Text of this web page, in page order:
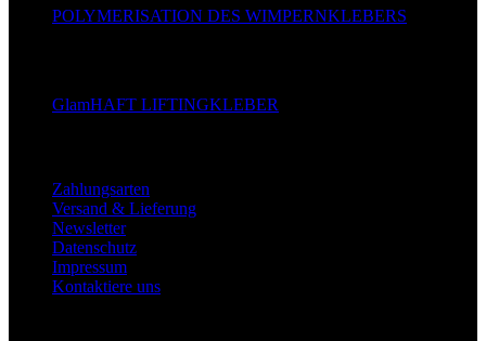
POLYMERISATION DES WIMPERNKLEBERS
GlamHAFT LIFTINGKLEBER
Zahlungsarten
Versand & Lieferung
Newsletter
Datenschutz
Impressum
Kontaktiere uns